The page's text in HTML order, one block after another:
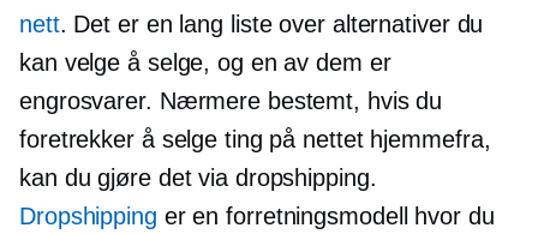
nett. Det er en lang liste over alternativer du
kan velge å selge, og en av dem er
engrosvarer. Nærmere bestemt, hvis du
foretrekker å selge ting på nettet hjemmefra,
kan du gjøre det via dropshipping.
Dropshipping er en forretningsmodell hvor du